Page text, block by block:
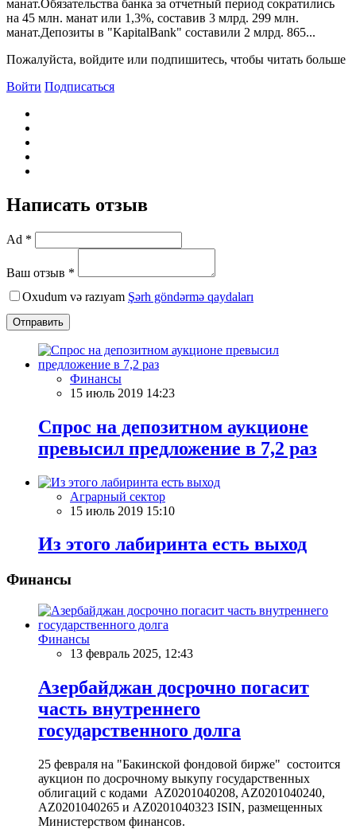
манат.Обязательства банка за отчетный период сократились
на 45 млн. манат или 1,3%, составив 3 млрд. 299 млн.
манат.Депозиты в "KapitalBank" составили 2 млрд. 865...
Пожалуйста, войдите или подпишитесь, чтобы читать больше
Войти Подписаться
Написать отзыв
Ad *
Ваш отзыв *
Oxudum və razıyam Şərh göndərmə qaydaları
Отправить
Финансы
15 июль 2019 14:23
Спрос на депозитном аукционе
превысил предложение в 7,2 раз
Аграрный сектор
15 июль 2019 15:10
Из этого лабиринта есть выход
Финансы
Финансы
13 февраль 2025, 12:43
Азербайджан досрочно погасит
часть внутреннего
государственного долга
25 февраля на "Бакинской фондовой бирже" состоится
аукцион по досрочному выкупу государственных
облигаций с кодами AZ0201040208, AZ0201040240,
AZ0201040265 и AZ0201040323 ISIN, размещенных
Министерством финансов.